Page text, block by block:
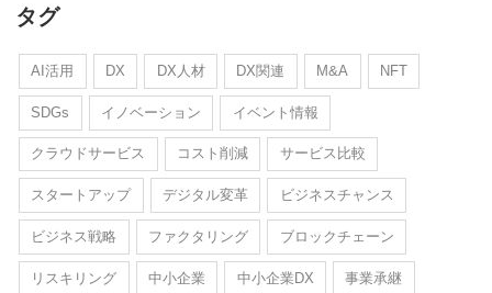
タグ
AI活用 DX DX人材 DX関連 M&A NFT
SDGs イノベーション イベント情報
クラウドサービス コスト削減 サービス比較
スタートアップ デジタル変革 ビジネスチャンス
ビジネス戦略 ファクタリング ブロックチェーン
リスキリング 中小企業 中小企業DX 事業承継